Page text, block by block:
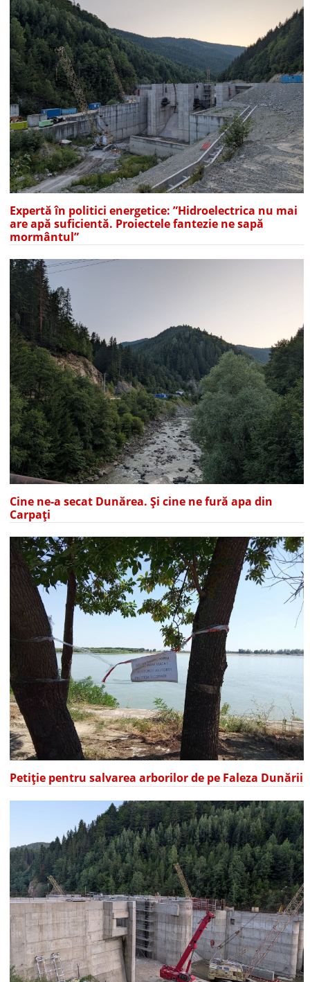
Expertă în politici energetice: ”Hidroelectrica nu mai
are apă suficientă. Proiectele fantezie ne sapă
mormântul”
Cine ne-a secat Dunărea. Și cine ne fură apa din
Carpați
Petiție pentru salvarea arborilor de pe Faleza Dunării